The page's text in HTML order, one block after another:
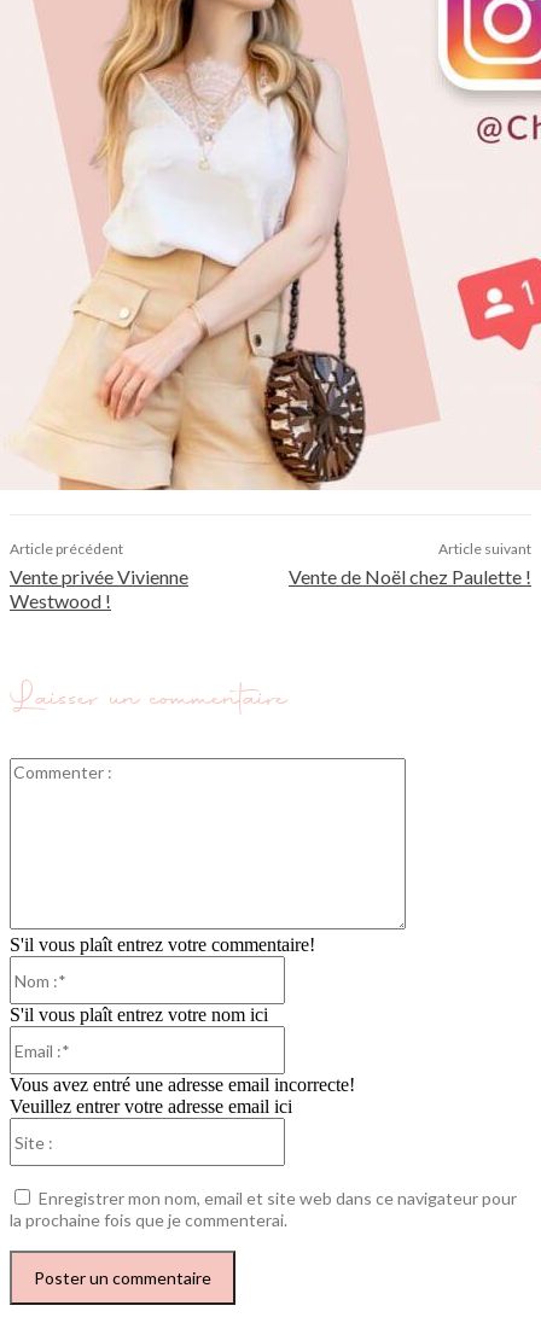
Article précédent
Vente privée Vivienne
Westwood !
Article suivant
Vente de Noël chez Paulette !
Laisser un commentaire
S'il vous plaît entrez votre commentaire!
S'il vous plaît entrez votre nom ici
Vous avez entré une adresse email incorrecte!
Veuillez entrer votre adresse email ici
Enregistrer mon nom, email et site web dans ce navigateur pour
la prochaine fois que je commenterai.